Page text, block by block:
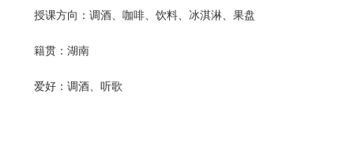
授课方向：调酒、咖啡、饮料、冰淇淋、果盘
籍贯：湖南
爱好：调酒、听歌